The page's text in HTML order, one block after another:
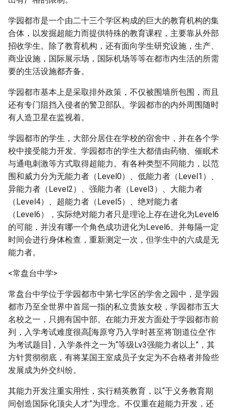
学园都市是一个由二十三个学区构成的巨大的教育机构的集
合体，以发掘超能力而提供特殊的教育课程，主要靠从外部
招收学生。除了教育机构，还有面向学生研究设施，生产、
商业设施，国际展示场，国际机场等等在都市内生活的所需
要的生活设施都齐备。
学园都市基本上是采取排外政策，不仅被围墙所包围，而且
还有专门阻挡入侵者的警卫部队。学园都市的内外周围随时
有人造卫星在监视着。
学园都市的学生，大部分居住在学校的宿舍中，并在各个学
校中接受能力开发。学园都市的学生大都借由药物、催眠术
与通电刺激等方式取得超能力。有各种类型不同能力，以范
围和威力分为无能力者（Level0）、低能力者（Level1）、
异能力者（Level2）、强能力者（Level3）、大能力者
（Level4）、超能力者（Level5）、绝对能力者
（Level6），实际绝对能力者只是理论上存在进化为Level6
的可能，并没有哪一个角色成功进化为Level6。并每隔一定
时间会进行身体检查，重新测定一次，但学生中的六成是无
能力者。
<常盘台中学>
常盘台中学位于学园都市中第七学区的学舍之园中，是学园
都市乃至全世界中首屈一指的私立贵族女校，学园都市五大
名校之一，只拥有国中部。在能力开发方面处于学园都市前
列，入学考试难度很高[海原穹乃入学时甚至将‘朗道位垒’作
为考试题目]，入学条件之一为“等级Lv3强能力者以上”，其
方针贯彻彻底，有将某国王室成员子女定为不合格者并险些
发展成为外交纠纷。
其能力开发注重实用性，实行精英教育，以“于义务教育期
间创造国际化顶尖人才”为理念。不仅重在超能力开发，还